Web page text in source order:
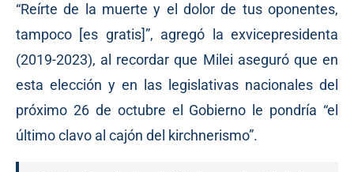
“Reírte de la muerte y el dolor de tus oponentes,
tampoco [es gratis]”, agregó la exvicepresidenta
(2019-2023), al recordar que Milei aseguró que en
esta elección y en las legislativas nacionales del
próximo 26 de octubre el Gobierno le pondría “el
último clavo al cajón del kirchnerismo”.